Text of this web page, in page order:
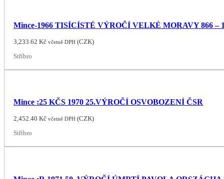
Mince-1966 TISÍCÍSTÉ VÝROČÍ VELKÉ MORAVY 866 –
3,233.62Kč včetně DPH (CZK)
Stříbro
Mince :25 KČS 1970 25.VÝROČÍ OSVOBOZENÍ ČSR
2,452.40Kč včetně DPH (CZK)
Stříbro